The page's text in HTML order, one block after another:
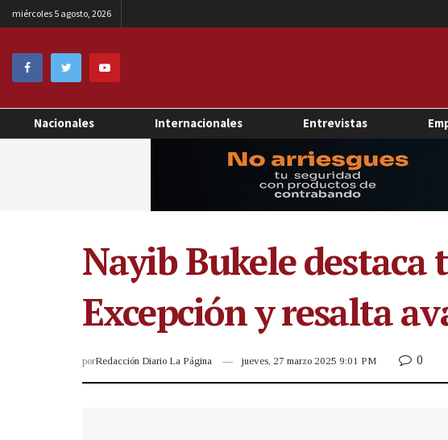
miércoles 5 agosto, 2026
Nacionales Internacionales Entrevistas
Nayib Bukele destaca
Excepción y resalta
porRedacción Diario La Página jueves, 27 marzo 2025 9:01 PM 0